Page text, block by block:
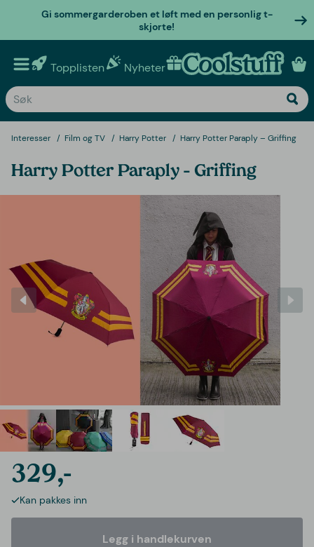
Gi sommergarderoben et løft med en personlig t-
skjorte!
Topplisten Nyheter Personlige gaver
Interesser Film og TV Harry Potter Harry Potter Paraply – Griffing
Harry Potter Paraply – Griffing
329,-
Kan pakkes inn
Legg i handlekurven